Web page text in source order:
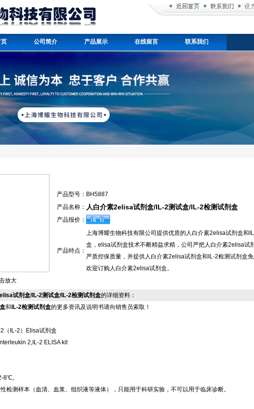
页 公司简介 产品展示 在线留言 联系我们
放大
产品型号： BH5887
产品名称： 人白介素2elisa试剂盒/IL-2测试盒/IL-2检测试剂盒
产品报价：
产品特点：
上海博耀生物科技有限公司提供优质的人白介素2elisa试剂盒和
盒，elisa试剂盒技术不断精益求精，公司严把人白介素2elisa试
严质控保质量，并提供人白介素2elisa试剂盒和IL-2检测试剂盒免
欢迎订购人白介素2elisa试剂盒。
试剂盒/IL-2测试盒/IL-2检测试剂盒的详细资料：
和 IL-2检测试剂盒的更多资讯及说明书请向销售员索取！
（IL-2）Elisa试剂盒
2,IL-2 ELISA kit
8℃。
检测样本（血清、血浆、组织液等液体），只能用于科研实验，不可以用于临床诊断。